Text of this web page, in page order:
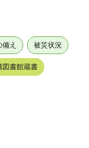
え 被災状況
図書館蔵書